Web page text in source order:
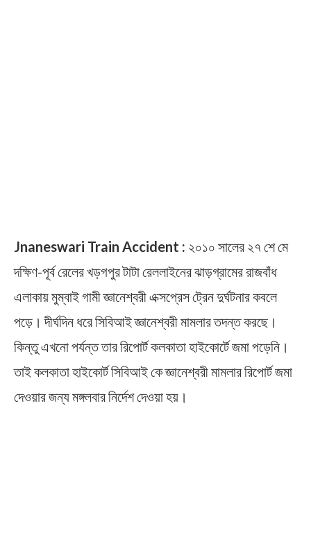
Jnaneswari Train Accident : ২০১০ সালের ২৭ শে মে
দক্ষিণ-পূর্ব রেলের খড়গপুর টাটা রেললাইনের ঝাড়গ্রামের রাজবাঁধ
এলাকায় মুম্বাই গামী জ্ঞানেশ্বরী এক্সপ্রেস ট্রেন দুর্ঘটনার কবলে
পড়ে। দীর্ঘদিন ধরে সিবিআই জ্ঞানেশ্বরী মামলার তদন্ত করছে।
কিন্তু এখনো পর্যন্ত তার রিপোর্ট কলকাতা হাইকোর্টে জমা পড়েনি।
তাই কলকাতা হাইকোর্ট সিবিআই কে জ্ঞানেশ্বরী মামলার রিপোর্ট জমা
দেওয়ার জন্য মঙ্গলবার নির্দেশ দেওয়া হয়।